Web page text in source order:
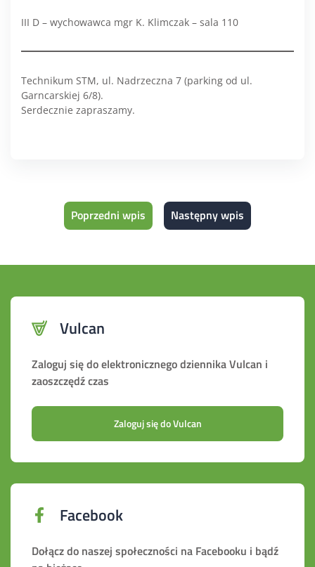
III D – wychowawca mgr K. Klimczak – sala 110
Technikum STM, ul. Nadrzeczna 7 (parking od ul.
Garncarskiej 6/8).
Serdecznie zapraszamy.
Poprzedni wpis Następny wpis
Vulcan
Zaloguj się do elektronicznego dziennika Vulcan i
zaoszczędź czas
Zaloguj się do Vulcan
Facebook
Dołącz do naszej społeczności na Facebooku i bądź